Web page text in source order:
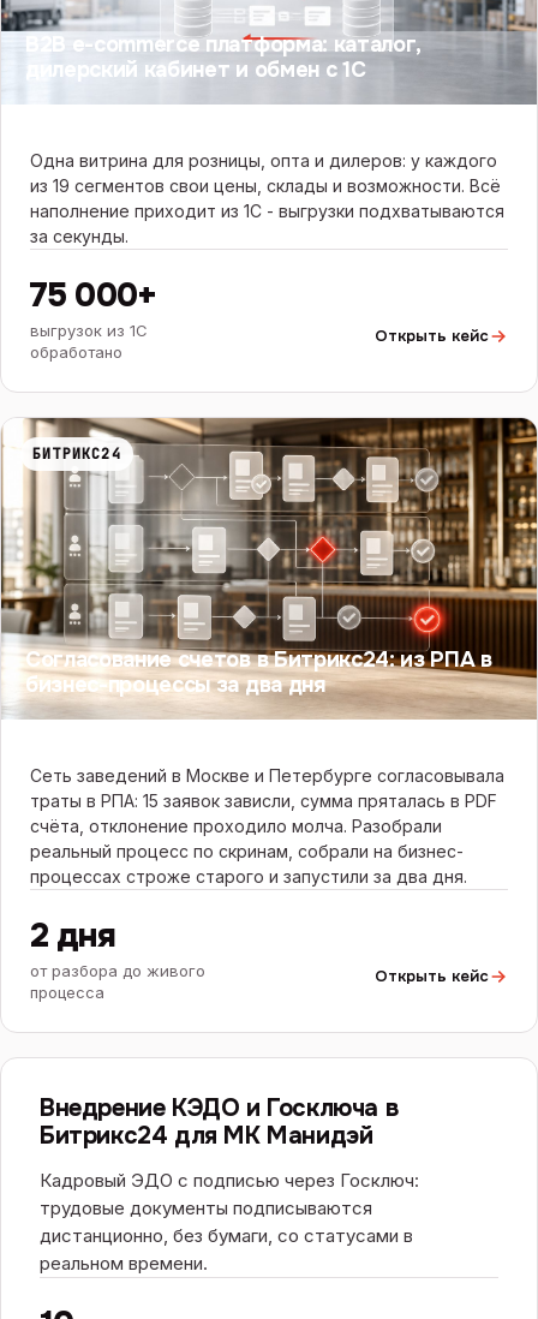
B2B e-commerce платформа: каталог,
дилерский кабинет и обмен с 1С
Одна витрина для розницы, опта и дилеров: у каждого
из 19 сегментов свои цены, склады и возможности. Всё
наполнение приходит из 1С - выгрузки подхватываются
за секунды.
75 000+
выгрузок из 1С
обработано
Открыть кейс
БИТРИКС24
Согласование счетов в Битрикс24: из РПА в
бизнес-процессы за два дня
Сеть заведений в Москве и Петербурге согласовывала
траты в РПА: 15 заявок зависли, сумма пряталась в PDF
счёта, отклонение проходило молча. Разобрали
реальный процесс по скринам, собрали на бизнес-
процессах строже старого и запустили за два дня.
2 дня
от разбора до живого
процесса
Открыть кейс
БИТРИКС24
Внедрение КЭДО и Госключа в
Битрикс24 для МК Манидэй
Кадровый ЭДО с подписью через Госключ:
трудовые документы подписываются
дистанционно, без бумаги, со статусами в
реальном времени.